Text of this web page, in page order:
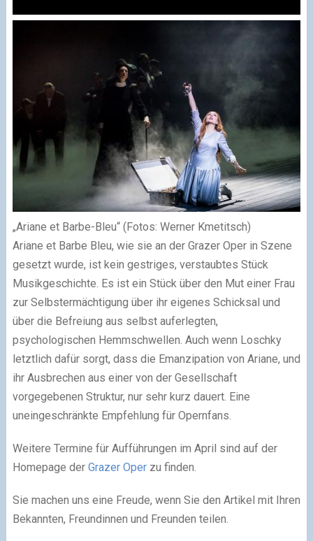
„Ariane et Barbe-Bleu“ (Fotos: Werner Kmetitsch)
Ariane et Barbe Bleu, wie sie an der Grazer Oper in Szene
gesetzt wurde, ist kein gestriges, verstaubtes Stück
Musikgeschichte. Es ist ein Stück über den Mut einer Frau
zur Selbstermächtigung über ihr eigenes Schicksal und
über die Befreiung aus selbst auferlegten,
psychologischen Hemmschwellen. Auch wenn Loschky
letztlich dafür sorgt, dass die Emanzipation von Ariane, und
ihr Ausbrechen aus einer von der Gesellschaft
vorgegebenen Struktur, nur sehr kurz dauert. Eine
uneingeschränkte Empfehlung für Opernfans.
Weitere Termine für Aufführungen im April sind auf der
Homepage der Grazer Operzu finden.
Sie machen uns eine Freude, wenn Sie den Artikel mit Ihren
Bekannten, Freundinnen und Freunden teilen.